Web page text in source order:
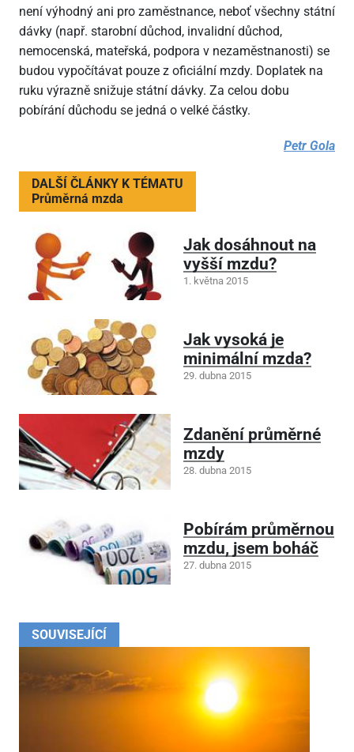
SOUVISEJÍCÍ
není výhodný ani pro zaměstnance, neboť všechny státní
dávky (např. starobní důchod, invalidní důchod,
nemocenská, mateřská, podpora v nezaměstnanosti) se
budou vypočítávat pouze z oficiální mzdy. Doplatek na
ruku výrazně snižuje státní dávky. Za celou dobu
pobírání důchodu se jedná o velké částky.
Petr Gola
DALŠÍ ČLÁNKY K TÉMATU
Průměrná mzda
Jak dosáhnout na
vyšší mzdu?
1. května 2015
Jak vysoká je
minimální mzda?
29. dubna 2015
Zdanění průměrné
mzdy
28. dubna 2015
Pobírám průměrnou
mzdu, jsem boháč
27. dubna 2015